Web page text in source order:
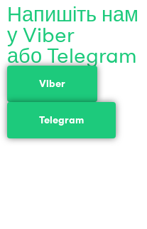
Напишіть нам
у Viber
або Telegram
Viber
Telegram